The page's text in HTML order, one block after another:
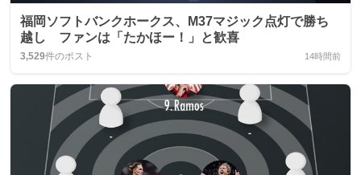
福岡ソフトバンクホークス、M37マジック点灯で勝ち
越し ファンは「たかほー！」と歓喜
3,529件のポスト 14時間前